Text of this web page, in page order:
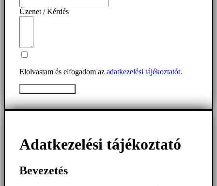
Üzenet / Kérdés
Elolvastam és elfogadom az adatkezelési tájékoztatót.
Adatkezelési tájékoztató
Bevezetés